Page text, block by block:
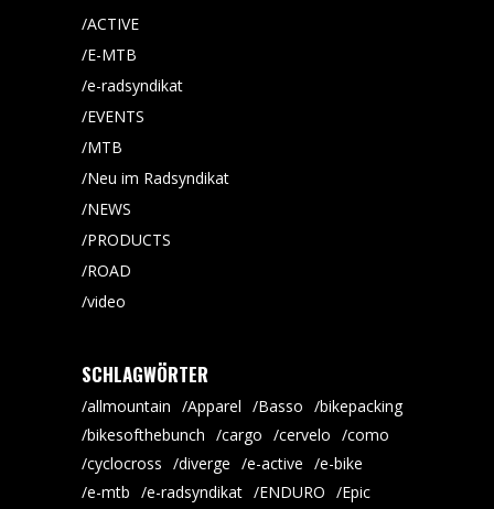
ACTIVE
E-MTB
e-radsyndikat
EVENTS
MTB
Neu im Radsyndikat
NEWS
PRODUCTS
ROAD
video
SCHLAGWÖRTER
allmountain Apparel Basso
bikepacking
bikesofthebunch
cargo cervelo
como
cyclocross
diverge e-active
e-bike
e-mtb
e-radsyndikat ENDURO
Epic